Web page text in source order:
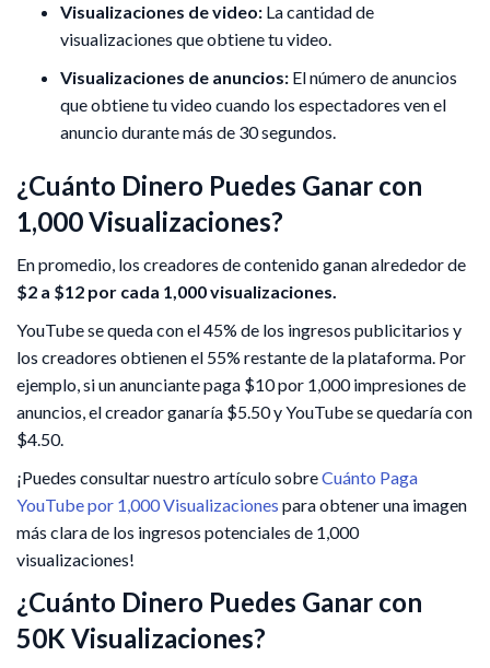
Visualizaciones de video: La cantidad de
visualizaciones que obtiene tu video.
Visualizaciones de anuncios: El número de anuncios
que obtiene tu video cuando los espectadores ven el
anuncio durante más de 30 segundos.
¿Cuánto Dinero Puedes Ganar con
1,000 Visualizaciones?
En promedio, los creadores de contenido ganan alrededor de
$2 a $12 por cada 1,000 visualizaciones.
YouTube se queda con el 45% de los ingresos publicitarios y
los creadores obtienen el 55% restante de la plataforma. ​​Por
ejemplo, si un anunciante paga $10 por 1,000 impresiones de
anuncios, el creador ganaría $5.50 y YouTube se quedaría con
$4.50.
¡Puedes consultar nuestro artículo sobreCuánto Paga
YouTube por 1,000 Visualizaciones para obtener una imagen
más clara de los ingresos potenciales de 1,000
visualizaciones!
¿Cuánto Dinero Puedes Ganar con
50K Visualizaciones?